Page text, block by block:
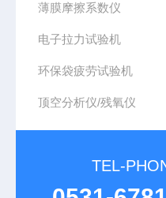
薄膜摩擦系数仪
电子拉力试验机
环保袋疲劳试验机
顶空分析仪/残氧仪
TEL-